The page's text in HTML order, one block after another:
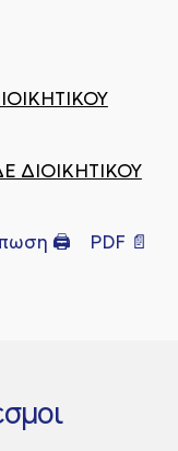
ΔΙΟΙΚΗΤΙΚΟΥ
🖨 PDF 📄